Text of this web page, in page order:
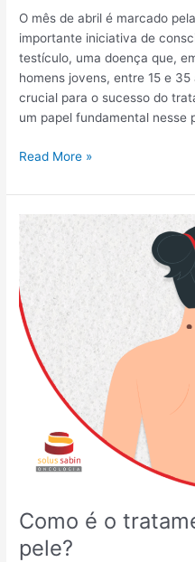
O mês de abril é marcado
importante iniciativa de
testículo, uma doença que,
homens jovens, entre 15 e
crucial para o sucesso do
um papel fundamental nesse
Read More »
Como é o
pele?
Como
tratamento
do
câncer
de
pele?